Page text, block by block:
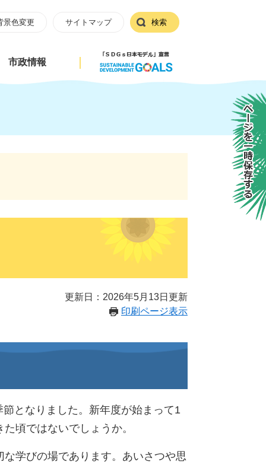
景色変更 サイトマップ 検索
市政情報
更新日：2026年5月13日更新
印刷ページ表示
となりました。新年度が始まって1
頃ではないでしょうか。​
学びの場であります。あいさつや思
ページを一時保存する